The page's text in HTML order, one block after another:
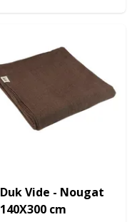
Duk Vide - Nougat
140X300 cm